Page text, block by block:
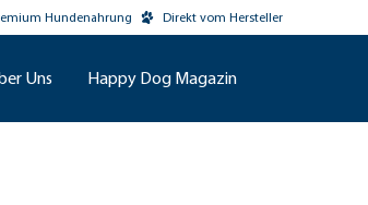
Hundenahrung Direkt vom Hersteller
Uns Happy Dog Magazin